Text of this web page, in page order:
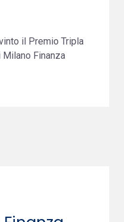
il Premio Tripla
Milano Finanza